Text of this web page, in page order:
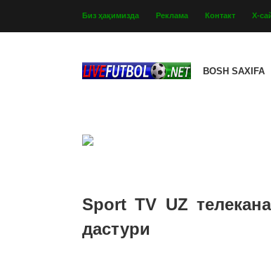
Биз ҳақимизда Реклама Контакт Х-
BOSH SAXIFA
Sport TV UZ
дастури